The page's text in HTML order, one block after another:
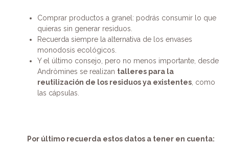
Comprar productos a granel: podrás consumir lo que
quieras sin generar residuos.
Recuerda siempre la alternativa de los envases
monodosis ecológicos.
Y el último consejo, pero no menos importante, desde
Andròmines se realizan talleres para la
reutilización de los residuos ya existentes, como
las cápsulas.
Por último recuerda estos datos a tener en cuenta: